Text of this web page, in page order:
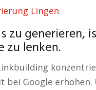
Lingen
zu generieren,
zu lenken.
bei Google